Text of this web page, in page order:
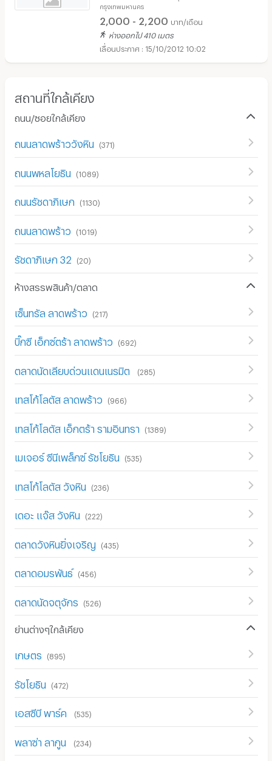
กรุงเทพมหานคร
2,000 - 2,200 บาท/เดือน
ห่างออกไป 410 เมตร
15/10/2012 10:02
สถานที่ใกล้เคียง
ถนน/ซอยใกล้เคียง
ถนนลาดพร้าววังหิน (371)
ถนนพหลโยธิน (1089)
ถนนรัชดาภิเษก (1130)
ถนนลาดพร้าว (1019)
รัชดาภิเษก 32 (20)
ห้างสรรพสินค้า/ตลาด
เซ็นทรัล ลาดพร้าว (217)
บิ๊กซี เอ็กซ์ตร้า ลาดพร้าว (692)
ตลาดนัดเลียบด่วนแดนเนรมิต (285)
เทสโก้โลตัส ลาดพร้าว (966)
เทสโก้โลตัส เอ็กตร้า รามอินทรา (1389)
เมเจอร์ ซีนีเพล็กซ์ รัชโยธิน (535)
เทสโก้โลตัส วังหิน (236)
เดอะ แจ๊ส วังหิน (222)
ตลาดวังหินยิ่งเจริญ (435)
ตลาดอมรพันธ์ (456)
ตลาดนัดจตุจักร (526)
ย่านต่างๆใกล้เคียง
เกษตร (895)
รัชโยธิน (472)
เอสซีบี พาร์ค (535)
พลาซ่า ลากูน (234 )